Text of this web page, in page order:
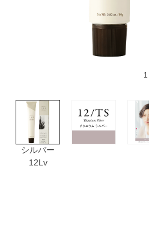
1
シルバー
12Lv